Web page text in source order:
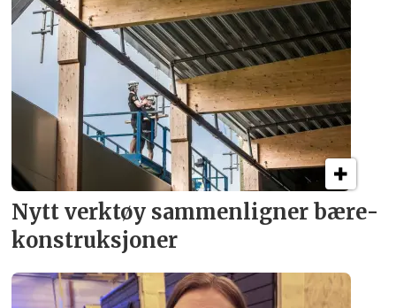
Nytt verktøy sammenligner bære­
konstruksjoner